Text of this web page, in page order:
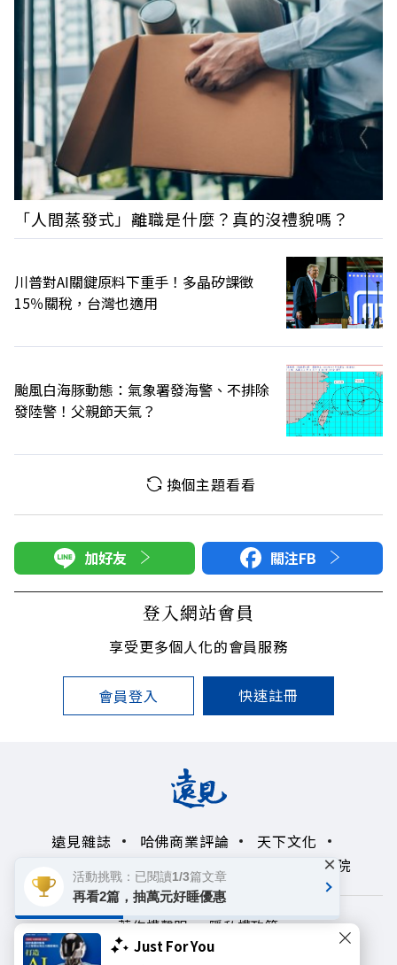
Just For You
「人間蒸發式」離職是什麼？真的沒禮貌嗎？
川普對AI關鍵原料下重手！多晶矽課徵
15％關稅，台灣也適用
颱風白海豚動態：氣象署發海警、不排除
發陸警！父親節天氣？
換個主題看看
加好友 關注FB
登入網站會員
享受更多個人化的會員服務
會員登入 快速註冊
遠見雜誌 哈佛商業評論
天下文化
未來親子學習平台
領導影響力學院
著作權聲明
隱私權政策
活動挑戰：已閱讀1/3篇文章
再看2篇，抽萬元好睡優惠
×